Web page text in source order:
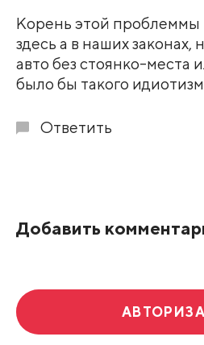
Развернуть все
Корень этой проблеммы
здесь а в наших законах,
авто без стоянко-места
было бы такого
Ответить
Добавить